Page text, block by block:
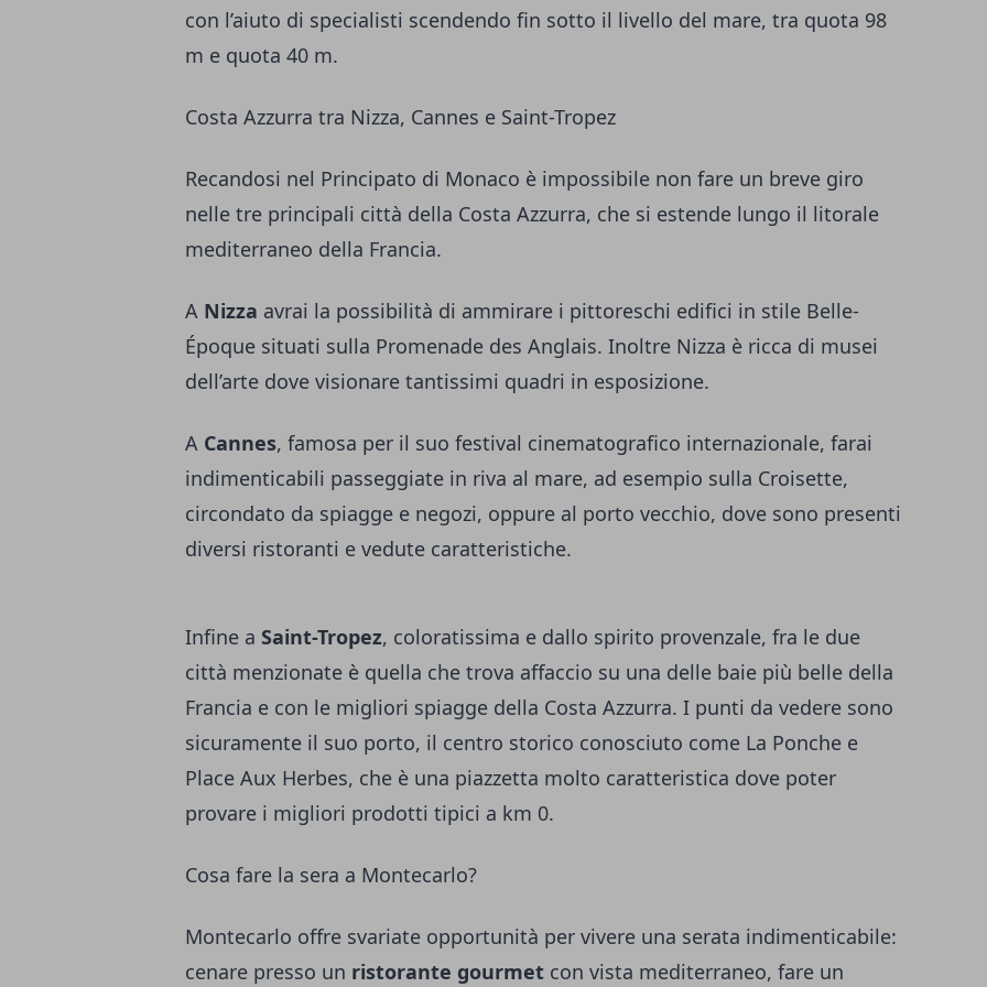
con l’aiuto di specialisti scendendo fin sotto il livello del mare, tra quota 98
m e quota 40 m.
Costa Azzurra tra Nizza, Cannes e Saint-Tropez
Recandosi nel Principato di Monaco è impossibile non fare un breve giro
nelle tre principali città della Costa Azzurra, che si estende lungo il litorale
mediterraneo della Francia.
A Nizza avrai la possibilità di ammirare i pittoreschi edifici in stile Belle-
Époque situati sulla Promenade des Anglais. Inoltre Nizza è ricca di musei
dell’arte dove visionare tantissimi quadri in esposizione.
A Cannes, famosa per il suo festival cinematografico internazionale, farai
indimenticabili passeggiate in riva al mare, ad esempio sulla Croisette,
circondato da spiagge e negozi, oppure al porto vecchio, dove sono presenti
diversi ristoranti e vedute caratteristiche.
Infine a Saint-Tropez, coloratissima e dallo spirito provenzale, fra le due
città menzionate è quella che trova affaccio su una delle baie più belle della
Francia e con le migliori spiagge della Costa Azzurra. I punti da vedere sono
sicuramente il suo porto, il centro storico conosciuto come La Ponche e
Place Aux Herbes, che è una piazzetta molto caratteristica dove poter
provare i migliori prodotti tipici a km 0.
Cosa fare la sera a Montecarlo?
Montecarlo offre svariate opportunità per vivere una serata indimenticabile:
cenare presso un ristorante gourmet con vista mediterraneo, fare un